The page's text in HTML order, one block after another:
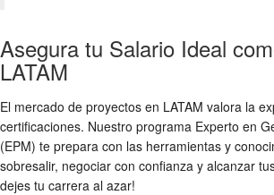
Asegura tu Salario Ideal
LATAM
El mercado de proyectos en LATAM valora la
certificaciones. Nuestro programa Experto en
(EPM) te prepara con las herramientas y
sobresalir, negociar con confianza y alcanzar
dejes tu carrera al azar!